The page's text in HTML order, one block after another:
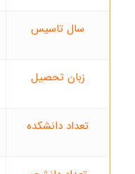
سال تاسیس
زبان تحصیل
تعداد دانشکده